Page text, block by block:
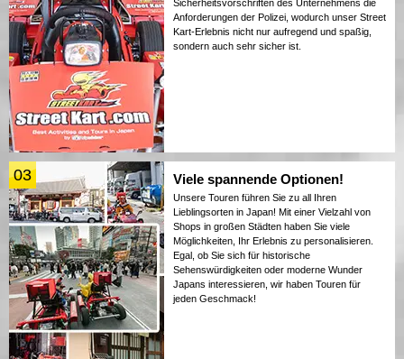
Sicherheitsvorschriften des Unternehmens die
Anforderungen der Polizei, wodurch unser Street
Kart-Erlebnis nicht nur aufregend und spaßig,
sondern auch sehr sicher ist.
03 Viele spannende Optionen!
Unsere Touren führen Sie zu all Ihren
Lieblingsorten in Japan! Mit einer Vielzahl von
Shops in großen Städten haben Sie viele
Möglichkeiten, Ihr Erlebnis zu personalisieren.
Egal, ob Sie sich für historische
Sehenswürdigkeiten oder moderne Wunder
Japans interessieren, wir haben Touren für
jeden Geschmack!